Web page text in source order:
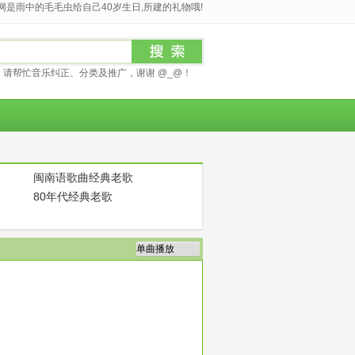
是雨中的毛毛虫给自己40岁生日,所建的礼物哦!
帮忙音乐纠正、分类及推广，谢谢 @_@！
闽南语歌曲经典老歌
80年代经典老歌